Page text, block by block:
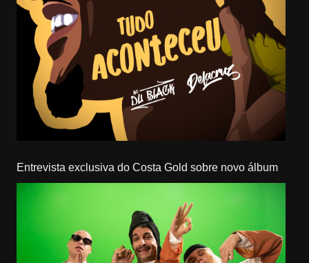
Entrevista exclusiva do Costa Gold sobre novo álbum